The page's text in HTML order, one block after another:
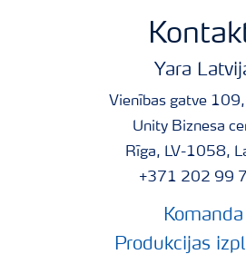
Yara
Vienības gatve
Unity Biznesa
Rīga, LV-1058,
+371 202 99
Komanda
Produkcijas